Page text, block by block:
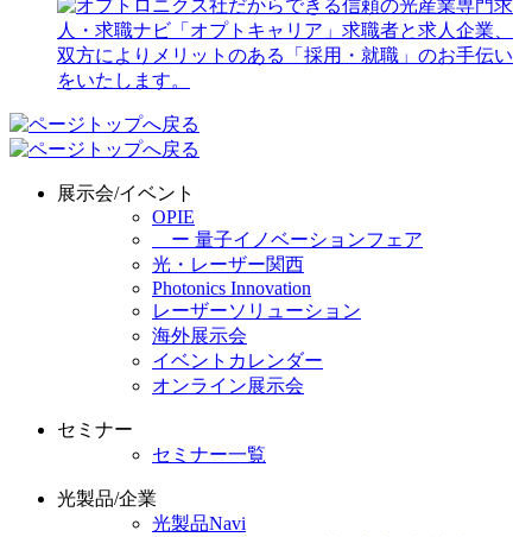
展示会/イベント
OPIE
ー 量子イノベーションフェア
光・レーザー関西
Photonics Innovation
レーザーソリューション
海外展示会
イベントカレンダー
オンライン展示会
セミナー
セミナー一覧
光製品/企業
光製品Navi